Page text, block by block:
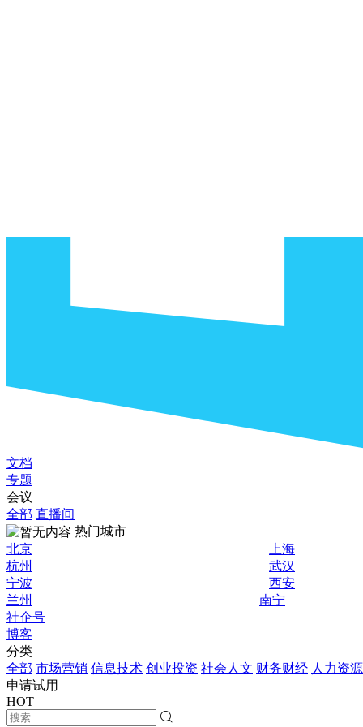
文档
专题
会议
全部 直播间
热门城市
北京
上海
杭州
武汉
宁波
西安
兰州
南宁
社企号
博客
分类
全部 市场营销 信息技术 创业投资 社会人文 财务财经 人力资源
申请试用
HOT